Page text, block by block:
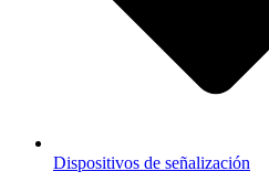
Dispositivos de señalización